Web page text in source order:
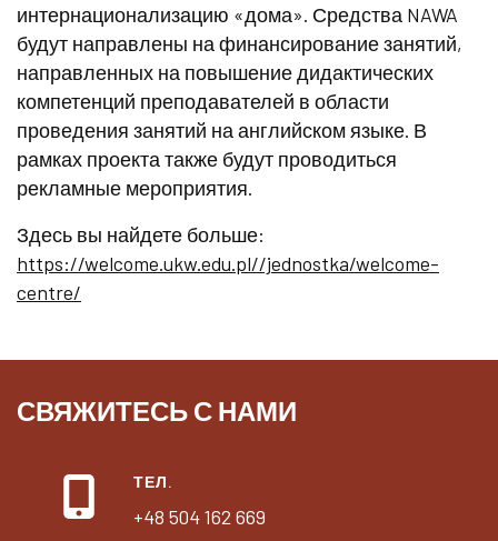
интернационализацию «дома». Средства NAWA
будут направлены на финансирование занятий,
направленных на повышение дидактических
компетенций преподавателей в области
проведения занятий на английском языке. В
рамках проекта также будут проводиться
рекламные мероприятия.
Здесь вы найдете больше:
https://welcome.ukw.edu.pl//jednostka/welcome-
centre/
СВЯЖИТЕСЬ С НАМИ
ТЕЛ.
+48 504 162 669